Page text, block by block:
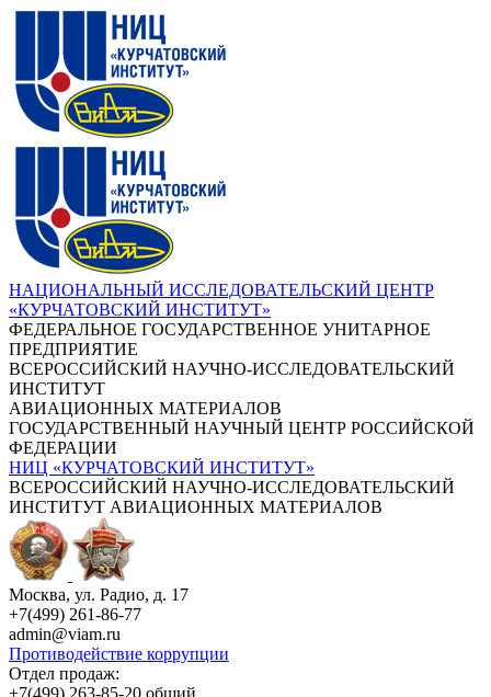
НАЦИОНАЛЬНЫЙ ИССЛЕДОВАТЕЛЬСКИЙ ЦЕНТР
«КУРЧАТОВСКИЙ ИНСТИТУТ»
ФЕДЕРАЛЬНОЕ ГОСУДАРСТВЕННОЕ УНИТАРНОЕ
ПРЕДПРИЯТИЕ
ВСЕРОССИЙСКИЙ НАУЧНО-ИССЛЕДОВАТЕЛЬСКИЙ
ИНСТИТУТ
АВИАЦИОННЫХ МАТЕРИАЛОВ
ГОСУДАРСТВЕННЫЙ НАУЧНЫЙ ЦЕНТР РОССИЙСКОЙ
ФЕДЕРАЦИИ
НИЦ «КУРЧАТОВСКИЙ ИНСТИТУТ»
ВСЕРОССИЙСКИЙ НАУЧНО-ИССЛЕДОВАТЕЛЬСКИЙ
ИНСТИТУТ АВИАЦИОННЫХ МАТЕРИАЛОВ
Москва, ул. Радио, д. 17
+7(499) 261-86-77
admin@viam.ru
Противодействие коррупции
Отдел продаж:
+7(499) 263-85-20 общий